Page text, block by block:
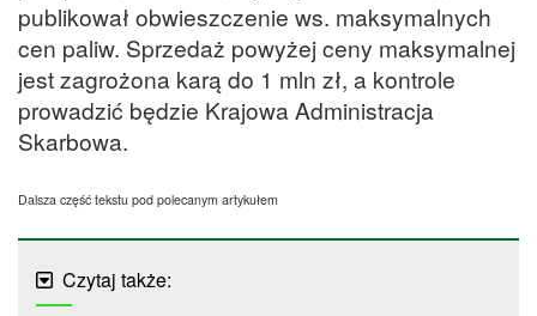
publikował obwieszczenie ws. maksymalnych
cen paliw. Sprzedaż powyżej ceny maksymalnej
jest zagrożona karą do 1 mln zł, a kontrole
prowadzić będzie Krajowa Administracja
Skarbowa.
Dalsza część tekstu pod polecanym artykułem
Czytaj także: